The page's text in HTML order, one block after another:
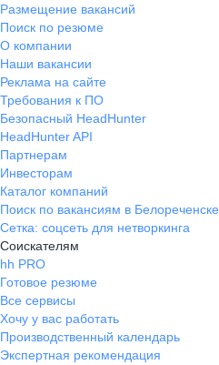
Размещение вакансий
Поиск по резюме
О компании
Наши вакансии
Реклама на сайте
Требования к ПО
Безопасный HeadHunter
HeadHunter API
Партнерам
Инвесторам
Каталог компаний
Поиск по вакансиям в Белореченске
Сетка: соцсеть для нетворкинга
Соискателям
hh PRO
Готовое резюме
Все сервисы
Хочу у вас работать
Производственный календарь
Экспертная рекомендация